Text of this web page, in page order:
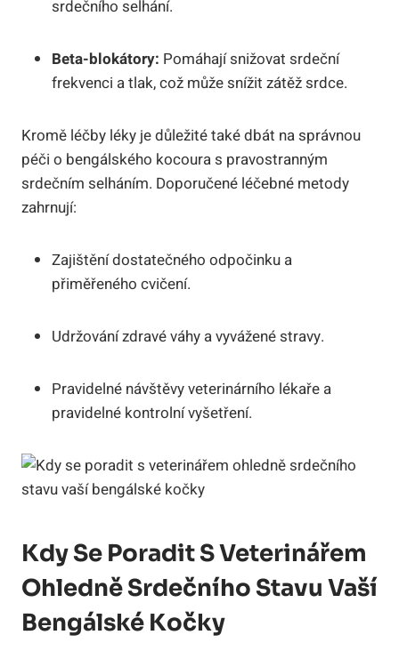
srdečního selhání.
Beta-blokátory: Pomáhají snižovat srdeční
frekvenci a tlak, což může snížit zátěž srdce.
Kromě léčby léky je důležité také dbát na správnou
péči o bengálského kocoura s pravostranným
srdečním selháním. Doporučené léčebné metody
zahrnují:
Zajištění dostatečného odpočinku a
přiměřeného cvičení.
Udržování zdravé váhy a vyvážené stravy.
Pravidelné návštěvy veterinárního lékaře a
pravidelné kontrolní vyšetření.
Kdy Se Poradit S Veterinářem
Ohledně Srdečního Stavu Vaší
Bengálské Kočky